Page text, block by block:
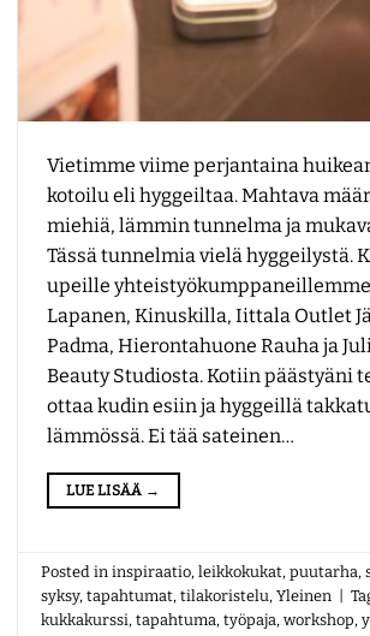
Vietimme viime perjantaina
kotoilu eli hyggeiltaa. Mahtava
miehiä, lämmin tunnelma ja
Tässä tunnelmia vielä hyggeilystä.
upeille
Lapanen, Kinuskilla, Iittala Outlet
Padma, Hierontahuone Rauha ja
Beauty Studiosta. Kotiin päästyäni
ottaa kudin esiin ja hyggeillä
lämmössä. Ei tää sateinen…
LUE LISÄÄ →
Posted ininspiraatio,leikkokukat,puutarha,
syksy,tapahtumat,tilakoristelu,Yleinen
kukkakurssi,tapahtuma,työpaja,workshop,